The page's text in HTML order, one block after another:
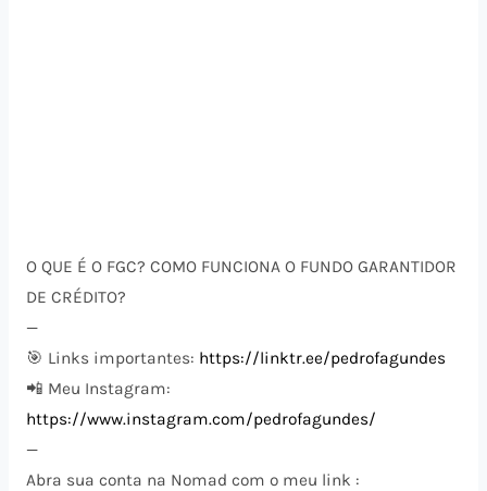
O QUE É O FGC? COMO FUNCIONA O FUNDO GARANTIDOR
DE CRÉDITO?
—
🎯 Links importantes: https://linktr.ee/pedrofagundes
📲 Meu Instagram:
https://www.instagram.com/pedrofagundes/
—
Abra sua conta na Nomad com o meu link :